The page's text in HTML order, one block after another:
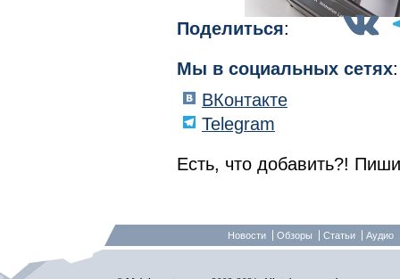
Поделиться:
Мы в социальных сетях:
ВКонтакте
Telegram
Есть, что добавить?!
Новости Обзоры Статьи Аудио